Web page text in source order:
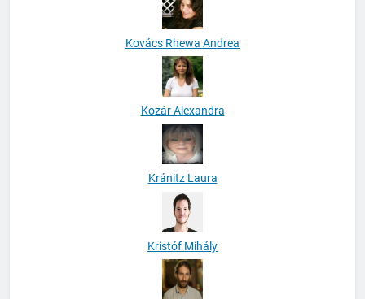
Kovács Rhewa Andrea
Kozár Alexandra
Kránitz Laura
Kristóf Mihály